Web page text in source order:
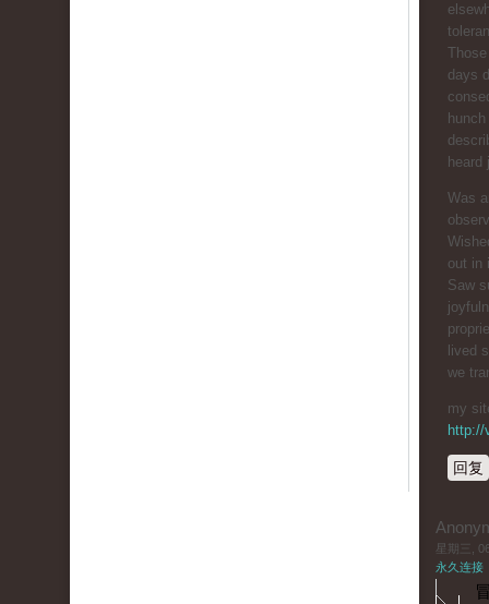
days
Was
out in
Saw
lived
we
my
http://
回复
星期三,
永久连接